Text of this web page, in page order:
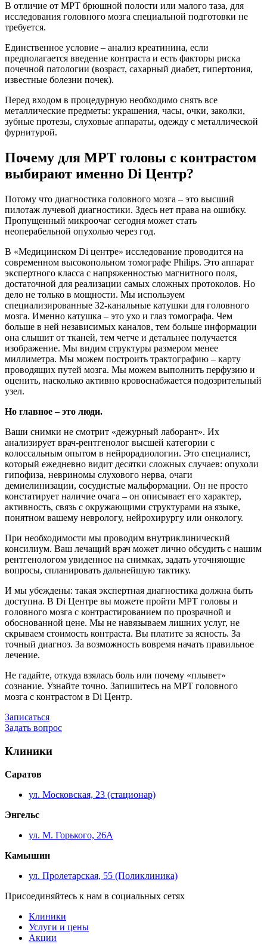
В отличие от МРТ брюшной полости или малого таза, для
исследования головного мозга специальной подготовки не
требуется.
Единственное условие – анализ креатинина, если
предполагается введение контраста и есть факторы риска
почечной патологии (возраст, сахарный диабет, гипертония,
известные болезни почек).
Перед входом в процедурную необходимо снять все
металлические предметы: украшения, часы, очки, заколки,
зубные протезы, слуховые аппараты, одежду с металлической
фурнитурой.
Почему для МРТ головы с контрастом
выбирают именно Di Центр?
Потому что диагностика головного мозга – это высший
пилотаж лучевой диагностики. Здесь нет права на ошибку.
Пропущенный микроочаг сегодня может стать
неоперабельной опухолью через год.
В «Медицинском Di центре» исследование проводится на
современном высокопольном томографе Philips. Это аппарат
экспертного класса с напряженностью магнитного поля,
достаточной для реализации самых сложных протоколов. Но
дело не только в мощности. Мы используем
специализированные 32-канальные катушки для головного
мозга. Именно катушка – это ухо и глаз томографа. Чем
больше в ней независимых каналов, тем больше информации
она слышит от тканей, тем четче и детальнее получается
изображение. Мы видим структуры размером менее
миллиметра. Мы можем построить трактографию – карту
проводящих путей мозга. Мы можем выполнить перфузию и
оценить, насколько активно кровоснабжается подозрительный
узел.
Но главное – это люди.
Ваши снимки не смотрит «дежурный лаборант». Их
анализирует врач-рентгенолог высшей категории с
колоссальным опытом в нейрорадиологии. Это специалист,
который ежедневно видит десятки сложных случаев: опухоли
гипофиза, невриномы слухового нерва, очаги
демиелинизации, сосудистые мальформации. Он не просто
констатирует наличие очага – он описывает его характер,
активность, связь с окружающими структурами на языке,
понятном вашему неврологу, нейрохирургу или онкологу.
При необходимости мы проводим внутриклинический
консилиум. Ваш лечащий врач может лично обсудить с нашим
рентгенологом увиденное на снимках, задать уточняющие
вопросы, спланировать дальнейшую тактику.
И мы убеждены: такая экспертная диагностика должна быть
доступна. В Di Центре вы можете пройти МРТ головы и
головного мозга с контрастированием по прозрачной и
обоснованной цене. Мы не навязываем лишних услуг, не
скрываем стоимость контраста. Вы платите за ясность. За
точный диагноз. За возможность вовремя начать правильное
лечение.
Не гадайте, откуда взялась боль или почему «плывет»
сознание. Узнайте точно. Запишитесь на МРТ головного
мозга с контрастом в Di Центр.
Записаться
Задать вопрос
Клиники
Саратов
ул. Московская, 23 (стационар)
Энгельс
ул. М. Горького, 26А
Камышин
ул. Пролетарская, 55 (Поликлиника)
Присоединяйтесь к нам в социальных сетях
Клиники
Услуги и цены
Акции